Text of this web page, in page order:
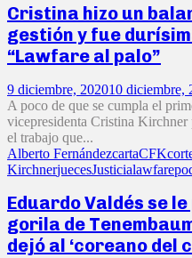
Cristina hizo un
gestión y fue
“Lawfare al palo”
9 diciembre, 202010 diciembre,
A poco de que se cumpla el
vicepresidenta Cristina Kirchner
el trabajo que...
Alberto FernándezcartaCFK
KirchnerjuecesJusticialawfare
Eduardo Valdés se
gorila de
dejó al ‘coreano del